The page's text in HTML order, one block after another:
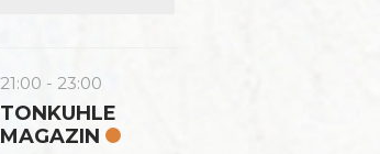
21:00 - 23:00
TONKUHLE
MAGAZIN